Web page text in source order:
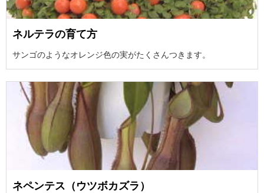
ネルテラの育て方
サンゴのようなオレンジ色の実がたくさんつきます。
ネペンテス（ウツボカズラ）